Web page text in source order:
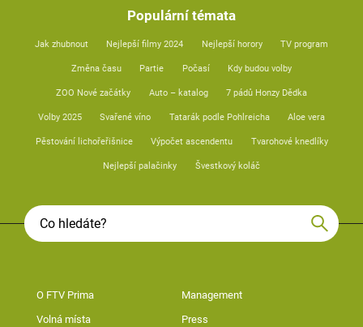
Populární témata
Jak zhubnout Nejlepší filmy 2024 Nejlepší horory TV program
Změna času Partie Počasí Kdy budou volby
ZOO Nové začátky Auto – katalog 7 pádů Honzy Dědka
Volby 2025 Svařené víno Tatarák podle Pohlreicha Aloe vera
Pěstování lichořeřišnice Výpočet ascendentu Tvarohové knedlíky
Nejlepší palačinky Švestkový koláč
O FTV Prima Management
Volná místa Press